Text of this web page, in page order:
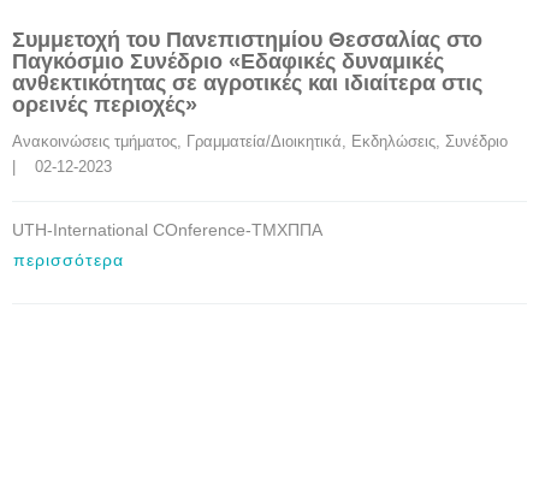
Συμμετοχή του Πανεπιστημίου Θεσσαλίας στο
Παγκόσμιο Συνέδριο «Εδαφικές δυναμικές
ανθεκτικότητας σε αγροτικές και ιδιαίτερα στις
ορεινές περιοχές»
Ανακοινώσεις τμήματος, Γραμματεία/Διοικητικά, Εκδηλώσεις, Συνέδριο
|    02-12-2023
UTH-International COnference-ΤΜΧΠΠΑ
περισσότερα